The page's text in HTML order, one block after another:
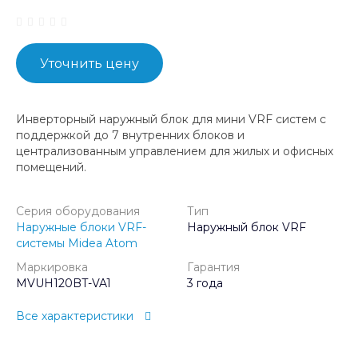
Уточнить цену
Инверторный наружный блок для мини VRF систем с
поддержкой до 7 внутренних блоков и
централизованным управлением для жилых и офисных
помещений.
Серия оборудования
Наружные блоки VRF-
системы Midea Atom
Тип
Наружный блок VRF
Маркировка
MVUH120BT-VA1
Гарантия
3 года
Все характеристики